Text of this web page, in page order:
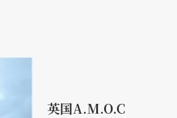
英国A.M.O.C